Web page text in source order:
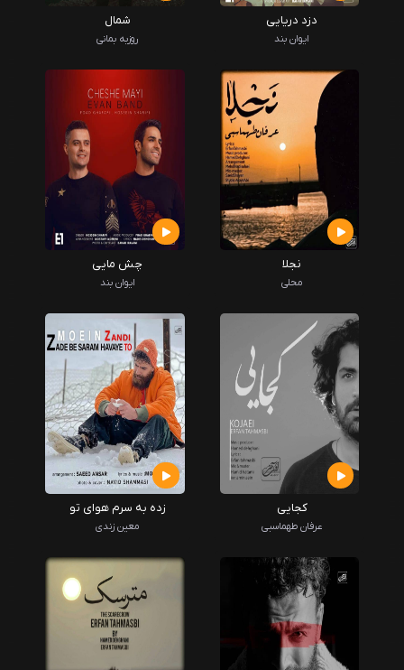
دزد دریایی
ایوان بند
شمال
روزبه بمانی
نجلا
محلی
چش مایی
ایوان بند
کجایی
عرفان طهماسبی
زده به سرم هوای تو
معین زندی